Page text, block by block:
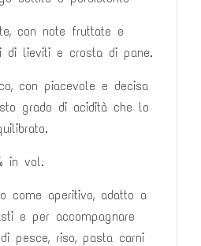
con note fruttate e
di lieviti e crosta di pane.
con piacevole e decisa
grado di acidità che lo
in vol.
come aperitivo, adatto a
e per accompagnare
pesce, riso, pasta carni